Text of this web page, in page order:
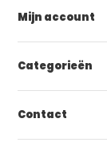
Mijn account
Categorieën
Contact